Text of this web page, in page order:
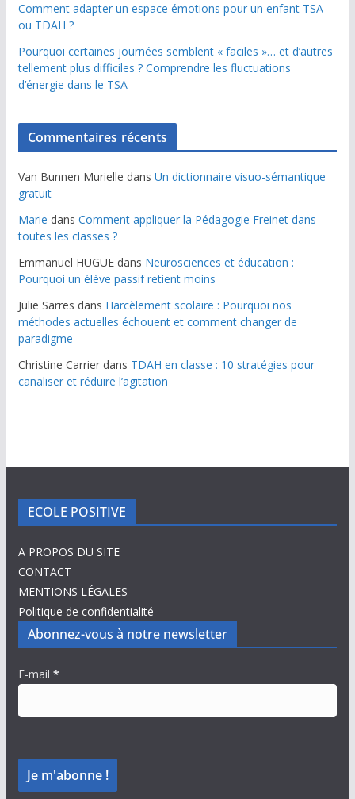
Comment adapter un espace émotions pour un enfant TSA
ou TDAH ?
Pourquoi certaines journées semblent « faciles »… et d’autres
tellement plus difficiles ? Comprendre les fluctuations
d’énergie dans le TSA
Commentaires récents
Van Bunnen Murielle dans Un dictionnaire visuo-sémantique
gratuit
Marie dans Comment appliquer la Pédagogie Freinet dans
toutes les classes ?
Emmanuel HUGUEdans Neurosciences et éducation :
Pourquoi un élève passif retient moins
Julie Sarres dans Harcèlement scolaire : Pourquoi nos
méthodes actuelles échouent et comment changer de
paradigme
Christine Carrierdans TDAH en classe : 10 stratégies pour
canaliser et réduire l’agitation
ECOLE POSITIVE
A PROPOS DU SITE
CONTACT
MENTIONS LÉGALES
Politique de confidentialité
Abonnez-vous à notre newsletter
E-mail *